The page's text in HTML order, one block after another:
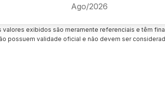
Ago/2026
valores exibidos são meramente referenciais e têm
possuem validade oficial e não devem ser